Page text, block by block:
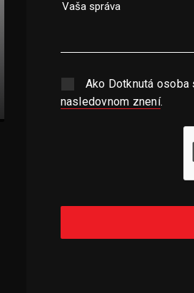
Ako Dotknutá
nasledovnom znení.